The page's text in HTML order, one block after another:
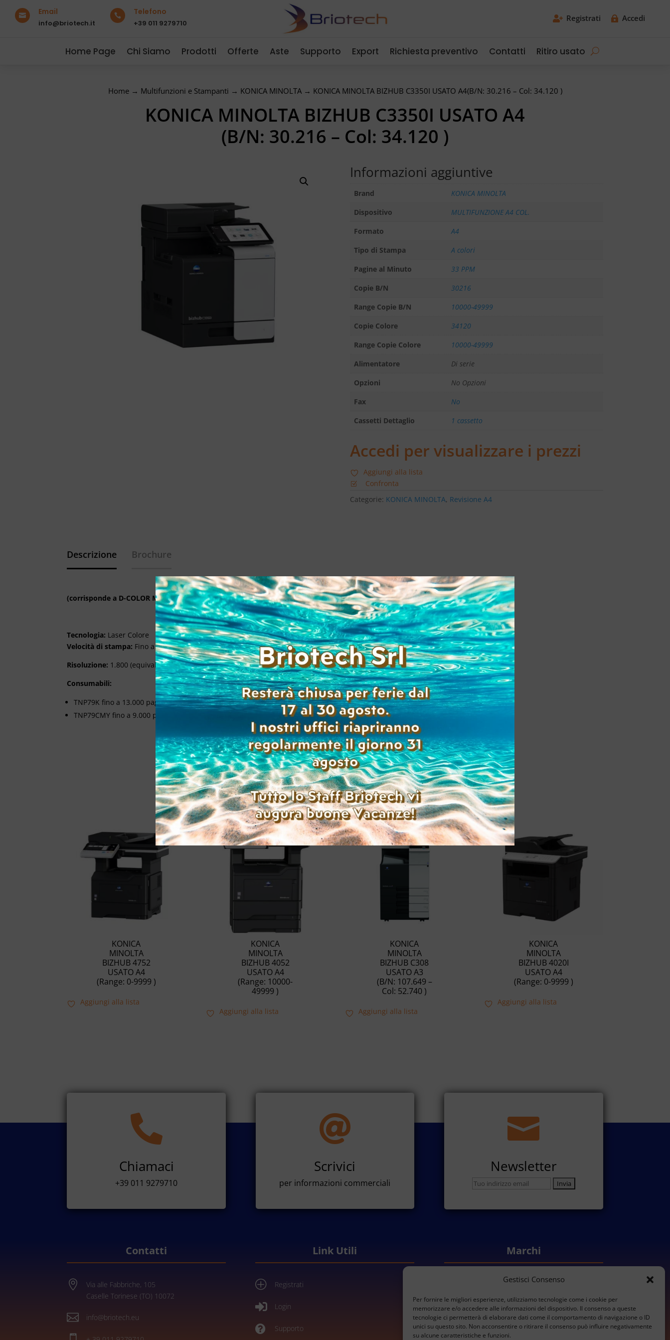
Gestisci Consenso
Per fornire le migliori esperienze, utilizziamo tecnologie come i cookie per
memorizzare e/o accedere alle informazioni del dispositivo. Il consenso a queste
tecnologie ci permetterà di elaborare dati come il comportamento di navigazione o ID
unici su questo sito. Non acconsentire o ritirare il consenso può influire negativamente
su alcune caratteristiche e funzioni.
 Email
info@briotech.it
 Telefono
+39 011 9279710  Registrati  Accedi
Home Page Chi Siamo Prodotti Offerte Aste Supporto Export Richiesta preventivo Contatti Ritiro usato
Home→ Multifunzioni e Stampanti → KONICA MINOLTA→ KONICA MINOLTA BIZHUB C3350I USATO A4(B/N: 30.216 – Col: 34.120 )
KONICA MINOLTA BIZHUB C3350I USATO A4
(B/N: 30.216 – Col: 34.120 )
Informazioni aggiuntive
Brand
KONICA MINOLTA
Dispositivo
MULTIFUNZIONE A4 COL.
Formato
A4
Tipo di Stampa
A colori
Pagine al Minuto
33 PPM
Copie B/N
30216
Range Copie B/N
10000-49999
Copie Colore
34120
Range Copie Colore
10000-49999
Alimentatore
Di serie
Opzioni
No Opzioni
Fax
No
Cassetti Dettaglio
1 cassetto
Accedi per visualizzare i prezzi
Aggiungi alla lista
Confronta
Categorie: KONICA MINOLTA, Revisione A4
Descrizione Brochure
(corrisponde a D-COLOR MF3303)
Tecnologia: Laser Colore
Velocità di stampa: Fino a 33 ppm
Risoluzione: 1.800 (equivalente) x 600 dpi; 1200 x 1200 dpi
Consumabili:
TNP79K fino a 13.000 pagine
TNP79CMY fino a 9.000 pagine
Prodotti correlati
KONICA
MINOLTA
BIZHUB 4752
USATO A4
(Range: 0-9999 )
Aggiungi alla lista
KONICA
MINOLTA
BIZHUB 4052
USATO A4
(Range: 10000-
49999 )
Aggiungi alla lista
KONICA
MINOLTA
BIZHUB C308
USATO A3
(B/N: 107.649 –
Col: 52.740 )
Aggiungi alla lista
KONICA
MINOLTA
BIZHUB 4020I
USATO A4
(Range: 0-9999 )
Aggiungi alla lista

Chiamaci
+39 011 9279710

Scrivici
per informazioni commerciali

Newsletter
Contatti

Via alle Fabbriche, 105
Caselle Torinese (TO) 10072
 info@briotech.eu
Link Utili
P Registrati
 Login
 Supporto
Marchi
Sharp
Olivetti
Ricoh
Kyocera